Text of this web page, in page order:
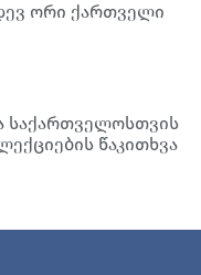
ორი ქართველი
საქართველოსთვის
წაკითხვა